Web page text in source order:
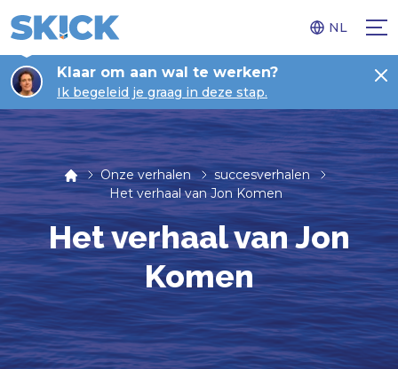
NL
Klaar om aan wal te werken?
Ik begeleid je graag in deze stap.
Onze verhalen
succesverhalen
Het verhaal van Jon Komen
Het verhaal van Jon
Komen